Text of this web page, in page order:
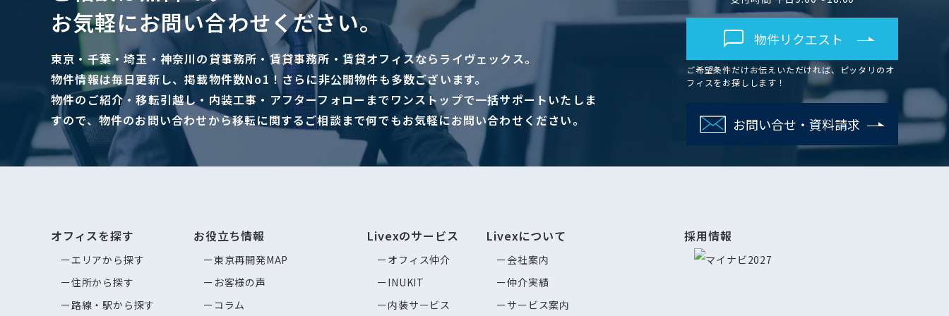
お気軽にお問い合わせください。
東京・千葉・埼玉・神奈川の貸事務所・賃貸事務所・賃貸オフィスならライヴェックス。
物件情報は毎日更新し、掲載物件数No1！さらに非公開物件も多数ございます。
物件のご紹介・移転引越し・内装工事・アフターフォローまでワンストップで一括サポートいたしま
すので、物件のお問い合わせから移転に関するご相談まで何でもお気軽にお問い合わせください。
物件リクエスト
ご希望条件だけお伝えいただければ、ピッタリのオ
フィスをお探しします！
お問い合せ・資料請求
オフィスを探す
エリアから探す
住所から探す
路線・駅から探す
お役立ち情報
東京再開発MAP
お客様の声
コラム
Livexのサービス
オフィス仲介
INUKIT
内装サービス
Livexについて
会社案内
仲介実績
サービス案内
採用情報